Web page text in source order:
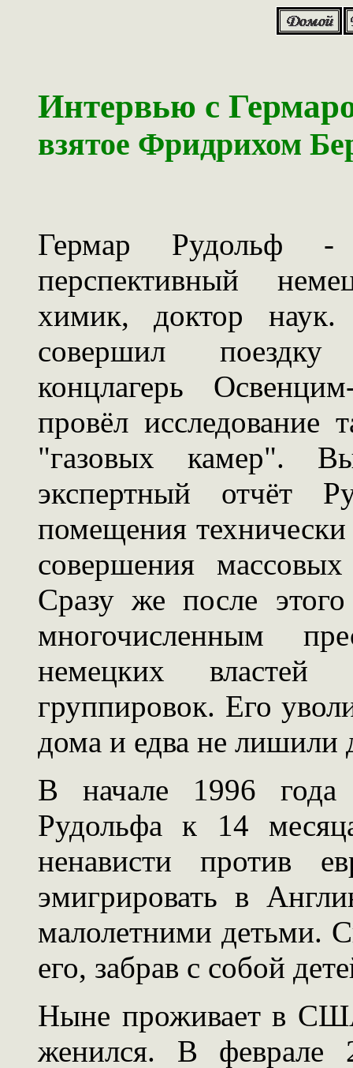
Интервью с
взятое Фридрихом
Гермар Рудольф
перспективный
химик, доктор
совершил
концлагерь
провёл исследование
"газовых камер".
экспертный отчёт
помещения технически
совершения
Сразу же после этого
многочисленным
немецких властей
группировок. Его
дома и едва не лишили
В начале 1996 года
Рудольфа к 14
ненависти против
эмигрировать в
малолетними детьми.
его, забрав с собой
Ныне проживает в
женился. В